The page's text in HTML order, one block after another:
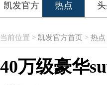
凯发官方 热点
当前位置 > 凯发官方首页 > 热点
40万级豪华